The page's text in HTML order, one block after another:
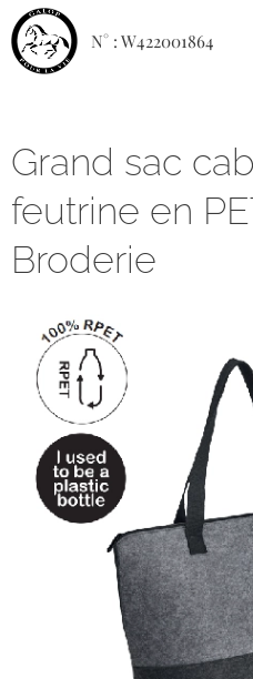
N° : W422001864
Grand sac
feutrine en
Broderie